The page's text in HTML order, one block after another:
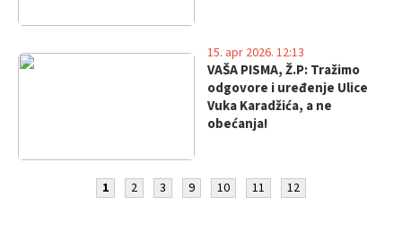
VAŠA PISMA, Ž.P: Tražimo
odgovore i uređenje Ulice
Vuka Karadžića, a ne
obećanja!
15. apr 2026. 12:13
1 2 3 9 10 11 12